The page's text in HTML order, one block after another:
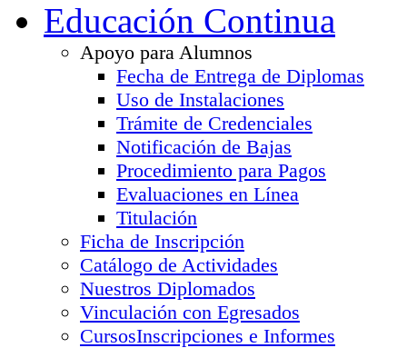
Educación Continua
Apoyo para Alumnos
Fecha de Entrega de Diplomas
Uso de Instalaciones
Trámite de Credenciales
Notificación de Bajas
Procedimiento para Pagos
Evaluaciones en Línea
Titulación
Ficha de Inscripción
Catálogo de Actividades
Nuestros Diplomados
Vinculación con Egresados
CursosInscripciones e Informes